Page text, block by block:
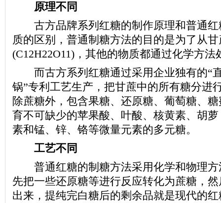
原理不同
古方品牌系列红糖的制作原理和普通红
质的区别，普通制糖方法的目的是为了从
(C12H22O11)，其他的物质都通过化学方法
而古方系列红糖通过采用企业独有的“
锅”专利工艺生产，把甘蔗中的所有糖分进
除蔗糖外，包含果糖、还原糖、葡萄糖、
育不可缺少的苹果酸、叶酸、核黄素、胡
素和锰、锌、铬等微量元素的多元糖。
工艺不同
普通红糖的制糖方法采用化学和物理方
先把一些还原糖等进行反应转化为蔗糖，
出来，提纯完白糖后的剩余品就是现代的